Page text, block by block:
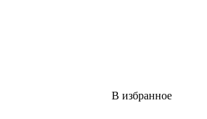
В избранное